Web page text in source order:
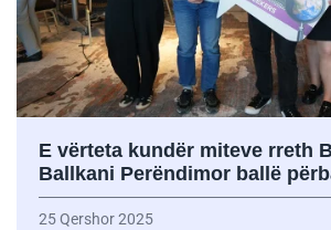
E vërteta kundër miteve rreth
Ballkani Perëndimor ballë
25 Qershor 2025